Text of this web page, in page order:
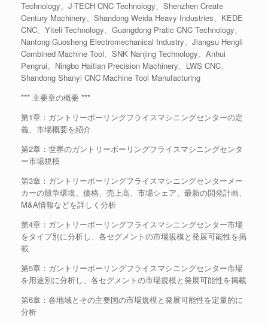
Technology、J-TECH CNC Technology、Shenzhen Create
Century Machinery、Shandong Weida Heavy Industries、KEDE
CNC、Yiteli Technology、Guangdong Pratic CNC Technology、
Nantong Guosheng Electromechanical Industry、Jiangsu Hengli
Combined Machine Tool、SNK Nanjing Technology、Anhui
Pengrui、Ningbo Haitian Precision Machinery、LWS CNC、
Shandong Shanyi CNC Machine Tool Manufacturing
*** 主要章の概要 ***
第1章：ガントリーボーリングフライスマシニングセンターの定
義、市場概要を紹介
第2章：世界のガントリーボーリングフライスマシニングセンタ
ー市場規模
第3章：ガントリーボーリングフライスマシニングセンターメー
カーの競争環境、価格、売上高、市場シェア、最新の開発計画、
M&A情報などを詳しく分析
第4章：ガントリーボーリングフライスマシニングセンター市場
をタイプ別に分析し、各セグメントの市場規模と発展可能性を掲
載
第5章：ガントリーボーリングフライスマシニングセンター市場
を用途別に分析し、各セグメントの市場規模と発展可能性を掲載
第6章：各地域とその主要国の市場規模と発展可能性を定量的に
分析